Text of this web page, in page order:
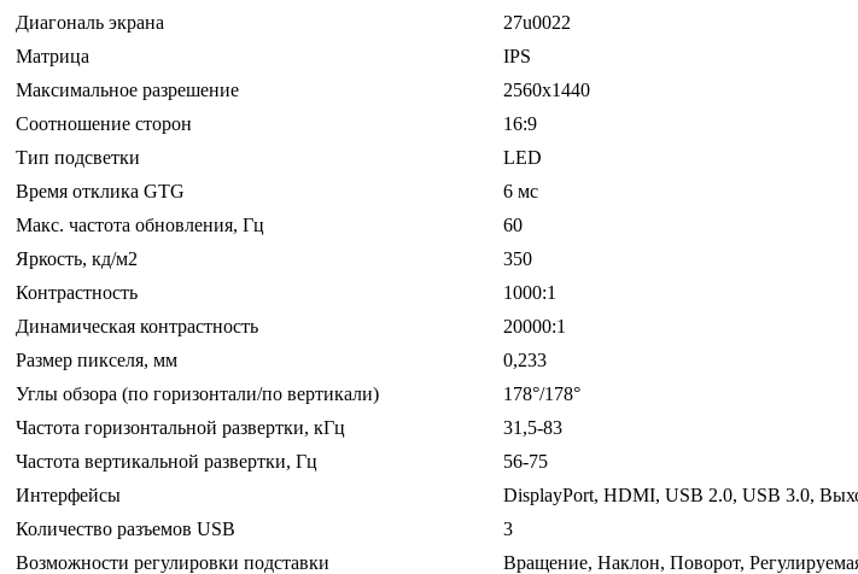
Диагональ экрана
27u0022
Матрица
IPS
Максимальное разрешение
2560x1440
Соотношение сторон
16:9
Тип подсветки
LED
Время отклика GTG
6 мс
Макс. частота обновления, Гц
60
Яркость, кд/м2
350
Контрастность
1000:1
Динамическая контрастность
20000:1
Размер пикселя, мм
0,233
Углы обзора (по горизонтали/по вертикали)
178°/178°
Частота горизонтальной развертки, кГц
31,5-83
Частота вертикальной развертки, Гц
56-75
Интерфейсы
DisplayPort, HDMI, USB 2.0, USB 3.0,
Количество разъемов USB
3
Возможности регулировки подставки
Вращение, Наклон, Поворот,